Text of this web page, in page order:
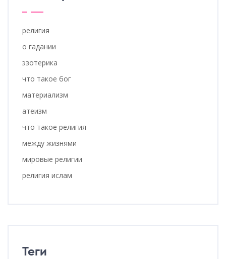
религия
о гадании
эзотерика
что такое бог
материализм
атеизм
что такое религия
между жизнями
мировые религии
религия ислам
Теги